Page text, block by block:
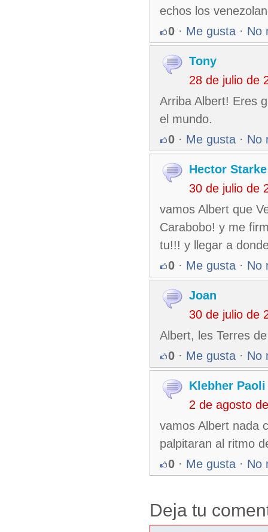
echos los
0 · Me gusta · No
Tony
28 de julio de
Arriba Albert! Eres
el mundo.
0 · Me gusta · No
Hector Starke
30 de julio de
vamos Albert que
Carabobo! y me
tu!!! y llegar a
0 · Me gusta · No
Joan
30 de julio de
Albert, les Terres
0 · Me gusta · No
Klebher Paoli
2 de agosto
vamos Albert nada
palpitaran al ritmo
0 · Me gusta · No
Deja tu